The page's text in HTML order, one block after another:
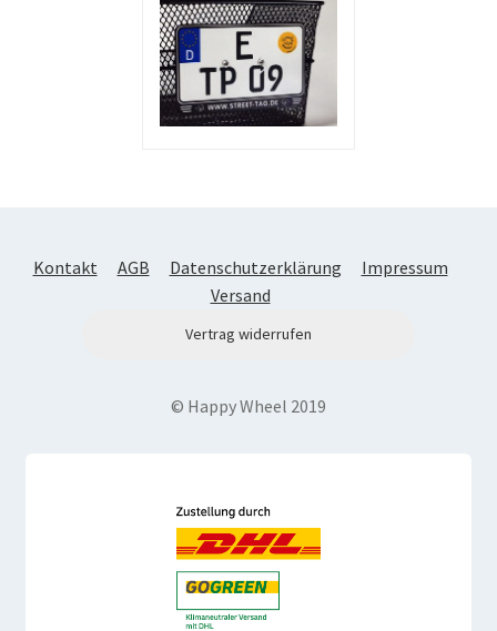
Kontakt AGB Datenschutzerklärung
Impressum
Versand
Vertrag widerrufen
© Happy Wheel 2019